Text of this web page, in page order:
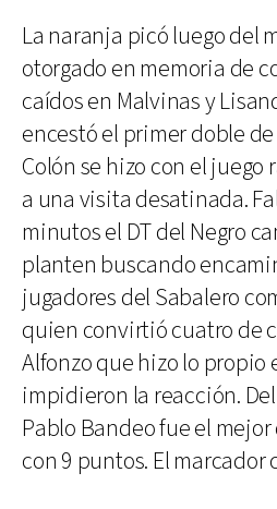
La naranja picó luego del
otorgado en memoria de
caídos en Malvinas y
encestó el primer doble
Colón se hizo con el
a una visita desatinada.
minutos el DT del Negro
planten buscando
jugadores del Sabalero
quien convirtió cuatro de
Alfonzo que hizo lo propio
impidieron la reacción.
Pablo Bandeo fue el
con 9 puntos. El marcador